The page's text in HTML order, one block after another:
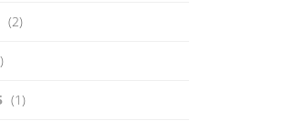
(2)
(1)